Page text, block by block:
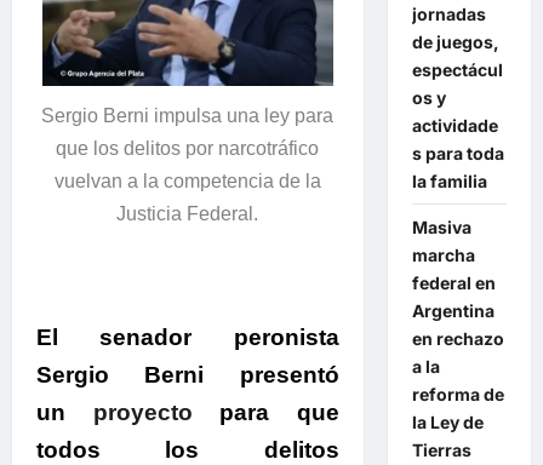
Sergio Berni impulsa una ley para
que los delitos por narcotráfico
vuelvan a la competencia de la
Justicia Federal.
El senador peronista
Sergio Berni presentó
un proyecto para que
todos los delitos
jornadas
de juegos,
espectácul
os y
actividade
s para toda
la familia
Masiva
marcha
federal en
Argentina
en rechazo
a la
reforma de
la Ley de
Tierras